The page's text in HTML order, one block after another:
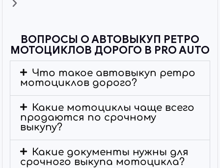
ВОПРОСЫ О АВТОВЫКУП РЕТРО
МОТОЦИКЛОВ ДОРОГО В PRO AUTO
Что такое автовыкуп ретро
мотоциклов дорого?
Какие мотоциклы чаще всего
продаются по срочному
выкупу?
Какие документы нужны для
срочного выкупа мотоцикла?